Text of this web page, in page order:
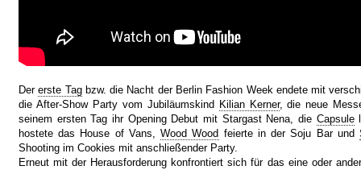
Dererste Tagbzw. die Nacht der Berlin Fashion Week endete mit
die After-Show Party vom Jubiläumskind Kilian Kerner, die neue
seinem ersten Tag ihr Opening Debut mit Stargast Nena, die Capsule
hostete das House of Vans,Wood Wood feierte in der Soju Bar und
Shooting im Cookies mit anschließender Party.
Erneut mit der Herausforderung konfrontiert sich für das eine oder